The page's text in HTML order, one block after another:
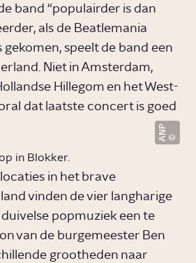
band “populairder is dan
als de Beatlemania
speelt de band een
Niet in Amsterdam,
Hillegom en het West-
dat laatste concert is goed
ANP
in Blokker.
in het brave
vinden de vier langharige
popmuziek een te
van de burgemeester Ben
grootheden naar